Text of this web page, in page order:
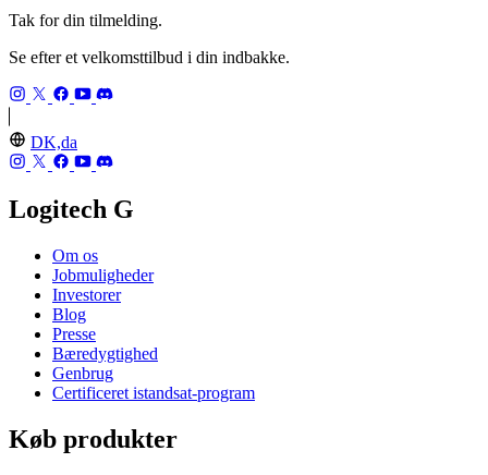
Tak for din tilmelding.
Se efter et velkomsttilbud i din indbakke.
DK,da
Logitech G
Om os
Jobmuligheder
Investorer
Blog
Presse
Bæredygtighed
Genbrug
Certificeret istandsat-program
Køb produkter